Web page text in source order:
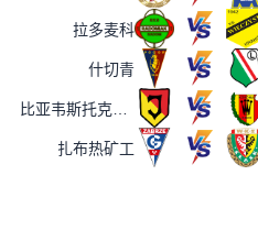
拉多麦科
什切青
扎布热矿工